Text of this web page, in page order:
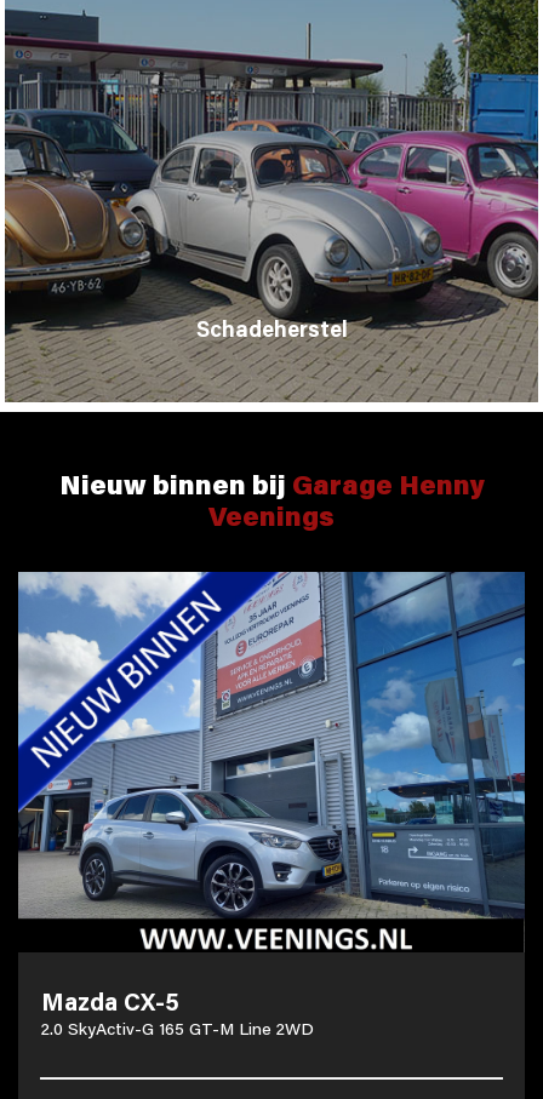
Schadeherstel
Nieuw binnen bij Garage Henny
Veenings
Mazda CX-5
2.0 SkyActiv-G 165 GT-M Line 2WD